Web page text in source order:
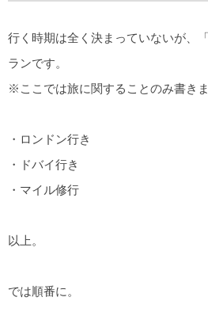
行く時期は全く決まっていないが、
ランです。
※ここでは旅に関することのみ書きま
・ロンドン行き
・ドバイ行き
・マイル修行
以上。
では順番に。